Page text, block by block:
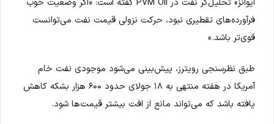
فرآورده‌های تقطیری نبود، حرکت نزولی قیمت نفت می‌توانست
قوی‌تر باشد.»
طبق نظرسنجی رویترز، پیش‌بینی می‌شود موجودی نفت خام
آمریکا در هفته منتهی به ۱۸ جولای حدود ۶۰۰ هزار بشکه کاهش
یافته باشد که می‌تواند مانع از افت بیشتر قیمت‌ها شود.